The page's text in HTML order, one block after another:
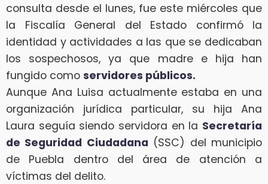
consulta desde el lunes, fue este miércoles que
la Fiscalía General del Estado confirmó la
identidad y actividades a las que se dedicaban
los sospechosos, ya que madre e hija han
fungido como servidores públicos.
Aunque Ana Luisa actualmente estaba en una
organización jurídica particular, su hija Ana
Laura seguía siendo servidora en la Secretaría
de Seguridad Ciudadana (SSC) del municipio
de Puebla dentro del área de atención a
víctimas del delito.